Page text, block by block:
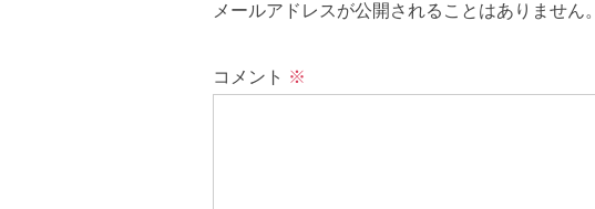
メールアドレスが公開されることはありません。
コメント ※